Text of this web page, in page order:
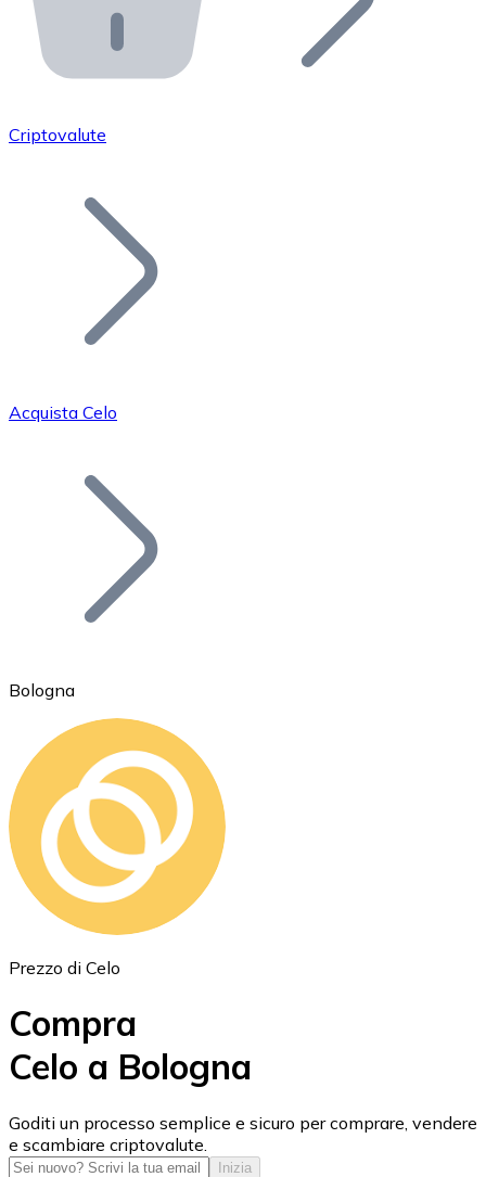
API Bitnovo
Integra la nostra API nel tuo ecosistema.
Unisciti alla nostra rete di rivenditori e
Aggiungi il token del tuo progetto al nostro servizio di
Bitcoin
Ethereum
ETH
USD Coin
USDC
Criptovalute
Acquista Celo
Bologna
Prezzo di Celo
Compra
Celo a Bologna
Goditi un processo semplice e sicuro per comprare, vendere
e scambiare criptovalute.
Inizia